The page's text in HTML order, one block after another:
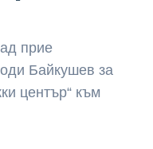
прие
Байкушев за
център“ към